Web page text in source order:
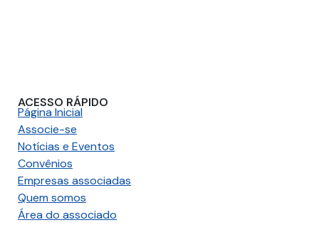
ACESSO RÁPIDO
Página Inicial
Associe-se
Notícias e Eventos
Convênios
Empresas associadas
Quem somos
Área do associado